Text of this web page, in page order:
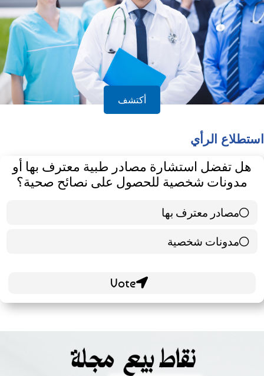
أكتشف
استطلاع الرأي
هل تفضل استشارة مصادر طبية معترف بها أو
مدونات شخصية للحصول على نصائح صحية؟
مصادر معترف بها
39 ( 65 % )
مدونات شخصية
21 ( 35 % )